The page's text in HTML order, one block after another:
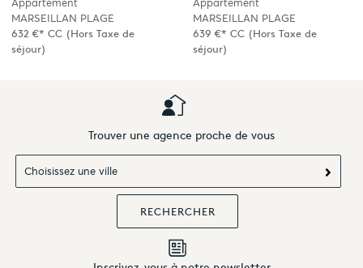
Appartement
MARSEILLAN PLAGE
632 €* CC(Hors Taxe de
séjour)
Appartement
MARSEILLAN PLAGE
639 €* CC(Hors Taxe de
séjour)
Trouver une agence proche de vous
Choisissez une ville